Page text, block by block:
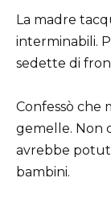
La madre
interminabili.
sedette di
Confessò che
gemelle. Non
avrebbe
bambini.